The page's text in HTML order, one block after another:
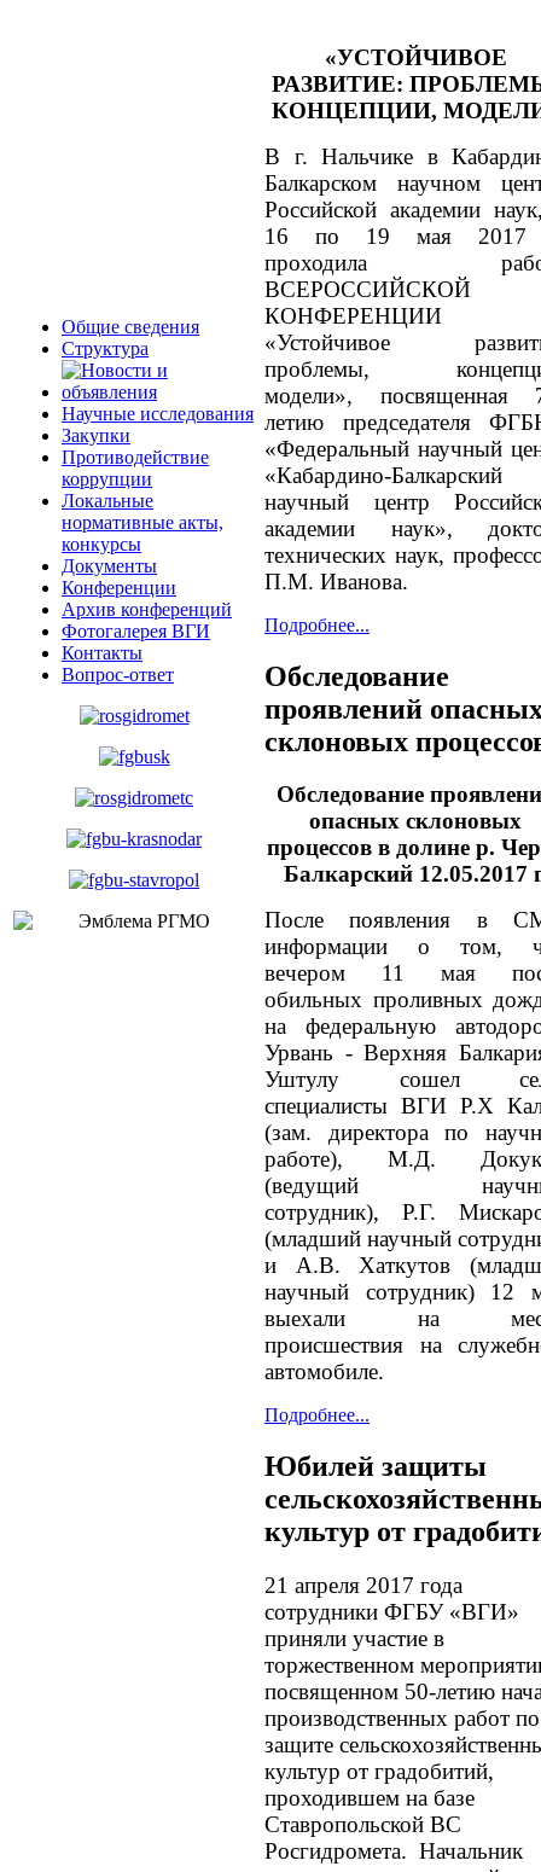
Общие сведения
Структура
Научные исследования
Закупки
Противодействие
коррупции
Локальные
нормативные акты,
конкурсы
Документы
Конференции
Архив конференций
Фотогалерея ВГИ
Контакты
Вопрос-ответ
«УСТОЙЧИВОЕ
РАЗВИТИЕ:
КОНЦЕПЦИИ,
В г. Нальчике в
Балкарском научном
Российской академии
16 по 19 мая 2017
проходила
ВСЕРОССИЙСКОЙ
КОНФЕРЕНЦИИ
«Устойчивое
проблемы,
модели», посвященная
летию председателя
«Федеральный научный
«Кабардино-Балкарский
научный центр
академии наук»,
технических наук,
П.М. Иванова.
Подробнее...
Обследование
проявлений
склоновых
Обследование
опасных склоновых
процессов в долине р.
Балкарский 12.05.2017
После появления в
информации о том,
вечером 11 мая
обильных проливных
на федеральную
Урвань - Верхняя
Уштулу сошел
специалисты ВГИ Р.Х
(зам. директора по
работе), М.Д.
(ведущий
сотрудник), Р.Г.
(младший научный
и А.В. Хаткутов
научный сотрудник) 12
выехали на
происшествия на
автомобиле.
Подробнее...
Юбилей защиты
культур от
21 апреля 2017 года
сотрудники ФГБУ «ВГИ»
приняли участие в
торжественном
посвященном 50-летию
производственных работ по
защите
культур от градобитий,
проходившем на базе
Ставропольской ВС
Росгидромета. Начальник